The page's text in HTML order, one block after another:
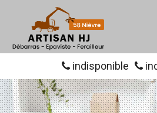
indisponible